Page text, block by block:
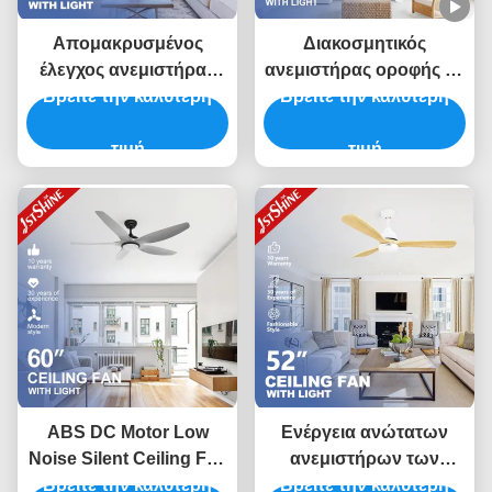
Απομακρυσμένος
έλεγχος ανεμιστήρας
οροφής Dimmable Led
μοντέρνο
Βρείτε την καλύτερη
τιμή
Διακοσμητικός
ανεμιστήρας οροφής με
φωτισμό LED ήσυχος
Βρείτε την καλύτερη
τιμή
ABS DC Motor Low
Noise Silent Ceiling Fan
Με Φως LED Για
Βρείτε την καλύτερη
Ενέργεια ανώτατων
ανεμιστήρων των
οδηγήσεων cOem
Βρείτε την καλύτερη